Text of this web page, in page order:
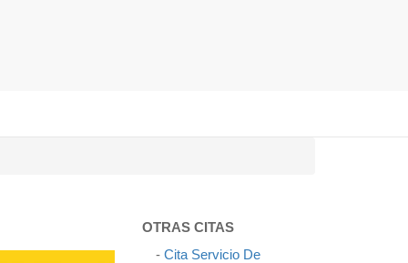
OTRAS CITAS
- Cita Servicio De